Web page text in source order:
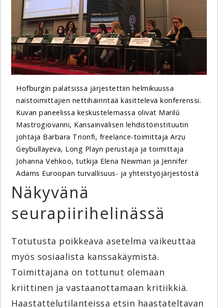
Hofburgin palatsissa järjestettiin helmikuussa
naistoimittajien nettihäirintää käsittelevä konferenssi.
Kuvan paneelissa keskustelemassa olivat Marilú
Mastrogiovanni, Kansainvälisen lehdistöinstituutin
johtaja Barbara Trionfi, freelance-toimittaja Arzu
Geybullayeva, Long Playn perustaja ja toimittaja
Johanna Vehkoo, tutkija Elena Newman ja Jennifer
Adams Euroopan turvallisuus- ja yhteistyöjärjestöstä
Näkyvänä
seurapiirihelinässä
Totutusta poikkeava asetelma vaikeuttaa
myös sosiaalista kanssakäymistä.
Toimittajana on tottunut olemaan
kriittinen ja vastaanottamaan kritiikkiä.
Haastattelutilanteissa etsin haastateltavan